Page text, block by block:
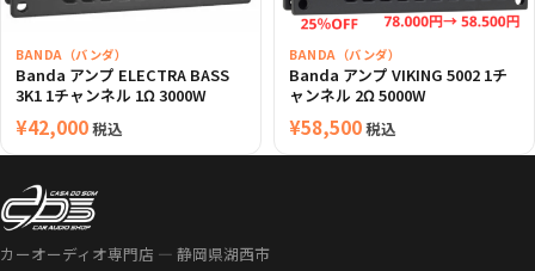
BANDA（バンダ）
Banda アンプ ELECTRA BASS
3K1 1チャンネル 1Ω 3000W
¥42,000税込
BANDA（バンダ）
Banda アンプ VIKING 5002 1チ
ャンネル 2Ω 5000W
¥58,500税込
カーオーディオ専門店 — 静岡県湖西市